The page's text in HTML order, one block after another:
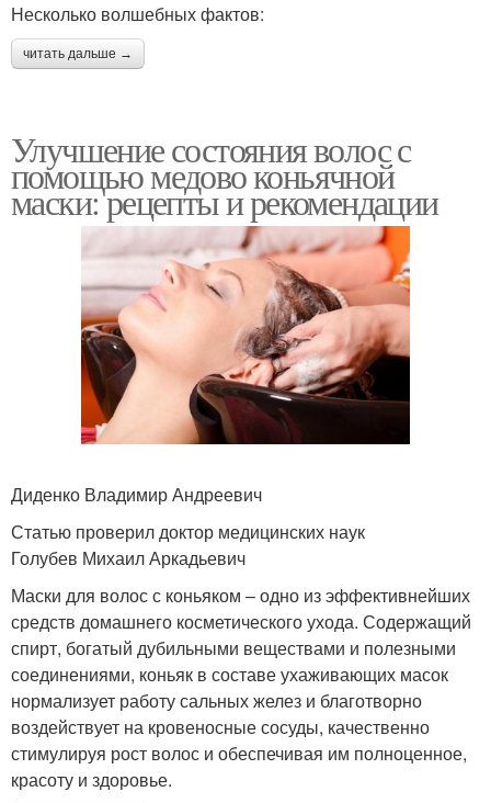
Несколько волшебных фактов:
читать дальше →
Улучшение состояния волос с
помощью медово коньячной
маски: рецепты и рекомендации
Диденко Владимир Андреевич
Статью проверил доктор медицинских наук
Голубев Михаил Аркадьевич
Маски для волос с коньяком – одно из эффективнейших
средств домашнего косметического ухода. Содержащий
спирт, богатый дубильными веществами и полезными
соединениями, коньяк в составе ухаживающих масок
нормализует работу сальных желез и благотворно
воздействует на кровеносные сосуды, качественно
стимулируя рост волос и обеспечивая им полноценное,
красоту и здоровье.